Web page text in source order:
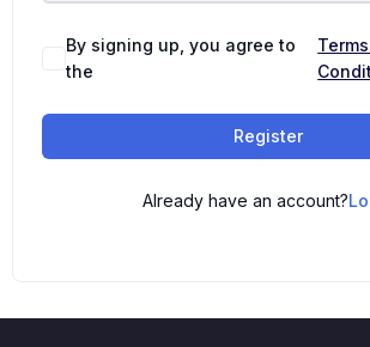
By signing up, you agree to
the
Register
Already have an account?